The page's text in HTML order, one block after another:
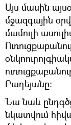
Այս մասին
մջազգային
մամուլի
Բադեյանը։
Նա նաև
նկատվում